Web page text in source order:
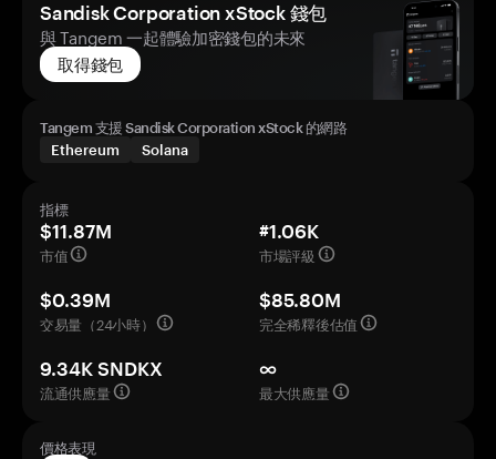
Sandisk Corporation xStock 錢包
與 Tangem 一起體驗加密錢包的未來
取得錢包
Tangem 支援 Sandisk Corporation xStock 的網路
Ethereum
Solana
指標
$11.87M
市值
#1.06K
市場評級
$0.39M
交易量（24小時）
$85.80M
完全稀釋後估值
9.34K SNDKX
流通供應量
∞
最大供應量
價格表現